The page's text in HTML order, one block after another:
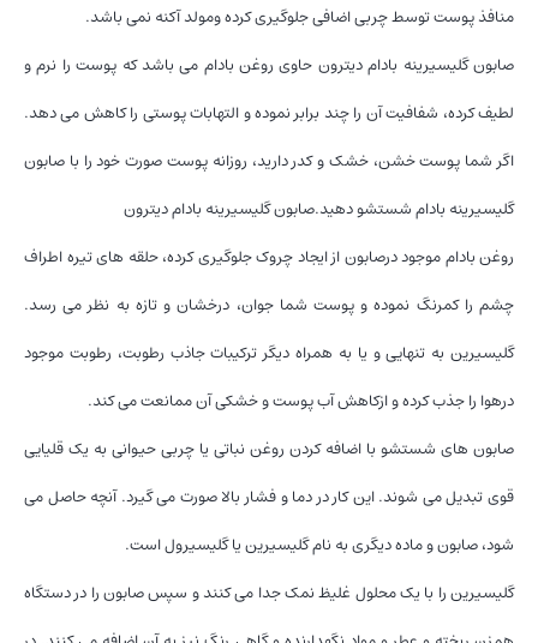
منافذ پوست توسط چربی اضافی جلوگیری کرده ومولد آکنه نمی باشد.
صابون گلیسیرینه بادام دیترون حاوی روغن بادام می باشد که پوست را نرم و
لطیف کرده، شفافیت آن را چند برابر نموده و التهابات پوستی را کاهش می دهد.
اگر شما پوست خشن، خشک و کدر دارید، روزانه پوست صورت خود را با صابون
گلیسیرینه بادام شستشو دهید.صابون گلیسیرینه بادام دیترون
روغن بادام موجود درصابون از ایجاد چروک جلوگیری کرده، حلقه های تیره اطراف
چشم را کمرنگ نموده و پوست شما جوان، درخشان و تازه به نظر می رسد.
گلیسیرین به تنهایی و یا به همراه دیگر ترکیبات جاذب رطوبت، رطوبت موجود
درهوا را جذب کرده و ازکاهش آب پوست و خشکی آن ممانعت می کند.
صابون های شستشو با اضافه کردن روغن نباتی یا چربی حیوانی به یک قلیایی
قوی تبدیل می شوند. این کار در دما و فشار بالا صورت می گیرد. آنچه حاصل می
شود، صابون و ماده دیگری به نام گلیسیرین یا گلیسیرول است.
گلیسیرین را با یک محلول غلیظ نمک جدا می کنند و سپس صابون را در دستگاه